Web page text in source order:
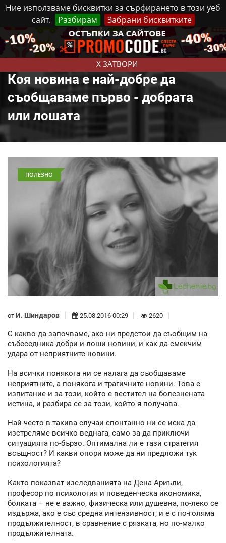
Ние използваме бисквитки за сърфирането в този уеб
сайт.
Разбирам Забрани бисквитките
X ЗАТВОРИ
Събота, 8 Август, 2026 Реклама Контакти
Коя новина е най-добре да
съобщаваме първо - добрата
или лошата
ПОЛЕЗНО
от И. Шиндаров 25.08.2016 00:29 2620
С какво да започваме, ако ни предстои да съобщим на
събеседника добри и лоши новини, и как да смекчим
удара от неприятните новини.
На всички понякога ни се налага да съобщаваме
неприятните, а понякога и трагичните новини. Това е
изпитание и за този, който е вестител на болезнената
истина, и разбира се за този, който я получава.
Най-често в такива случаи спонтанно ни се иска да
изстреляме всичко веднага, само за да приключи
ситуацията по-бързо. Оптимална ли е тази стратегия
всъщност? И какви опори може да ни предложи тук
психологията?
Както показват изследванията на Дена Ариъли,
професор по психология и поведенческа икономика,
болката – не е важно, физическа или душевна, по-леко се
издържа, ако е със средна интензивност, и е с по-голяма
продължителност, в сравнение с рязката, но по-малко
продължителната.